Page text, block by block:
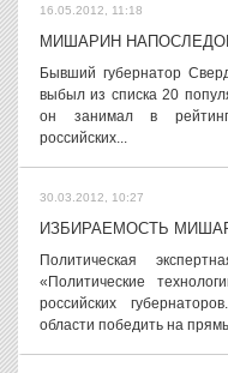
16.05.2012, 11:18
МИШАРИН
Бывший губернатор
выбыл из списка 20
он занимал в
российских...
30.03.2012, 10:27
ИЗБИРАЕМОСТЬ
Политическая
«Политические
российских
области победить на